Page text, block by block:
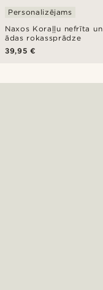
Naxos Koraļļu nefrīta un
ādas rokassprādze
Personalizējams
39,95 €